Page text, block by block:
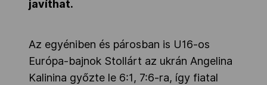
javíthat.
Az egyéniben és párosban is U16-os
Európa-bajnok Stollárt az ukrán Angelina
Kalinina győzte le 6:1, 7:6-ra, így fiatal